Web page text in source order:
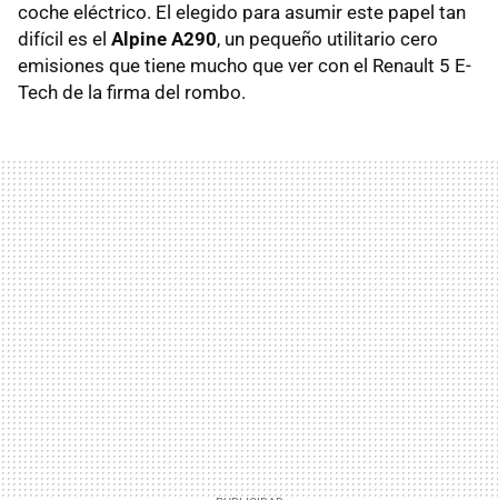
coche eléctrico. El elegido para asumir este papel tan
difícil es el Alpine A290, un pequeño utilitario cero
emisiones que tiene mucho que ver con el Renault 5 E-
Tech de la firma del rombo.